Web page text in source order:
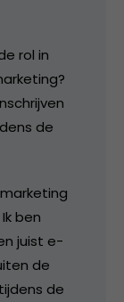
rol in
de
ben
juist e-
de
de